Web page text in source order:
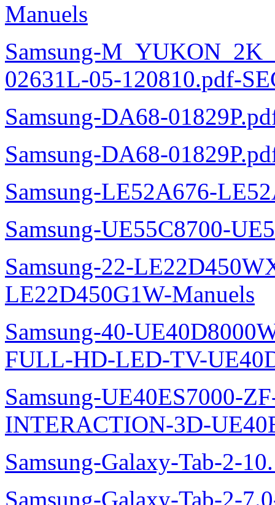
Manuels
Samsung-
02631L-05-120810.pdf-
Samsung-DA68-
Samsung-DA68-
Samsung-LE52A676-
Samsung-UE55C8700-
Samsung-22-
LE22D450G1W-Manuels
Samsung-40-
FULL-HD-LED-TV-
Samsung-UE40ES7000-
INTERACTION-3D-
Samsung-Galaxy-Tab-2-
Samsung-Galaxy-Tab-2-